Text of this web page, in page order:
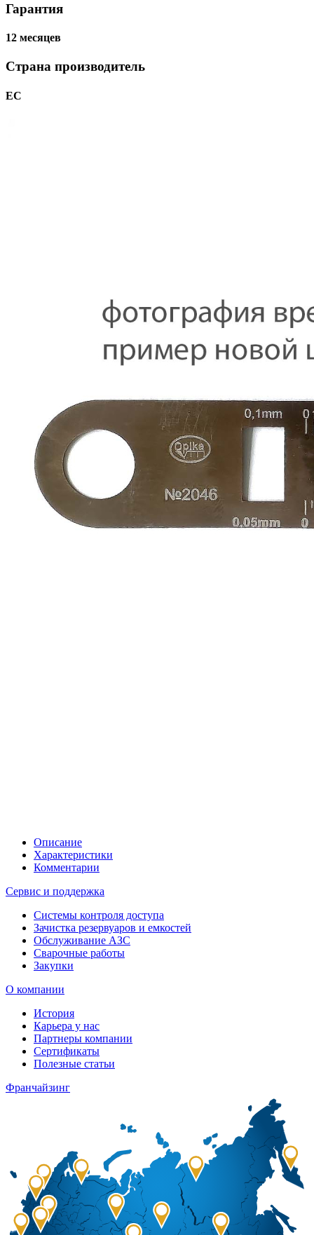
Гарантия
12 месяцев
Страна производитель
ЕС
Описание
Характеристики
Комментарии
Сервис и поддержка
Системы контроля доступа
Зачистка резервуаров и емкостей
Обслуживание АЗС
Сварочные работы
Закупки
О компании
История
Карьера у нас
Партнеры компании
Сертификаты
Полезные статьи
Франчайзинг